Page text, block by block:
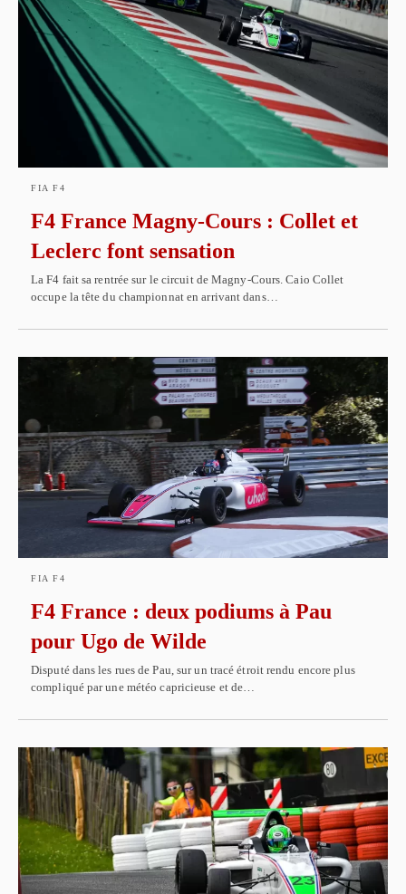
FIA F4
F4 France Magny-Cours : Collet et
Leclerc font sensation
La F4 fait sa rentrée sur le circuit de Magny-Cours. Caio Collet
occupe la tête du championnat en arrivant dans…
FIA F4
F4 France : deux podiums à Pau
pour Ugo de Wilde
Disputé dans les rues de Pau, sur un tracé étroit rendu encore plus
compliqué par une météo capricieuse et de…